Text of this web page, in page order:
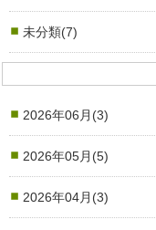
未分類(7)
2026年06月(3)
2026年05月(5)
2026年04月(3)